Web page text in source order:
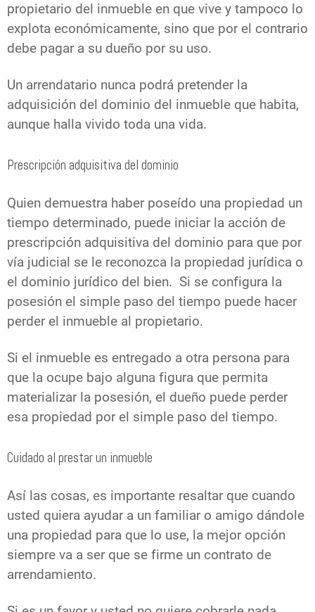
propietario del inmueble en que vive y tampoco lo
explota económicamente, sino que por el contrario
debe pagar a su dueño por su uso.
Un arrendatario nunca podrá pretender la
adquisición del dominio del inmueble que habita,
aunque halla vivido toda una vida.
Prescripción adquisitiva del dominio
Quien demuestra haber poseído una propiedad un
tiempo determinado, puede iniciar la acción de
prescripción adquisitiva del dominio para que por
vía judicial se le reconozca la propiedad jurídica o
el dominio jurídico del bien. Si se configura la
posesión el simple paso del tiempo puede hacer
perder el inmueble al propietario.
Si el inmueble es entregado a otra persona para
que la ocupe bajo alguna figura que permita
materializar la posesión, el dueño puede perder
esa propiedad por el simple paso del tiempo.
Cuidado al prestar un inmueble
Así las cosas, es importante resaltar que cuando
usted quiera ayudar a un familiar o amigo dándole
una propiedad para que lo use, la mejor opción
siempre va a ser que se firme un contrato de
arrendamiento.